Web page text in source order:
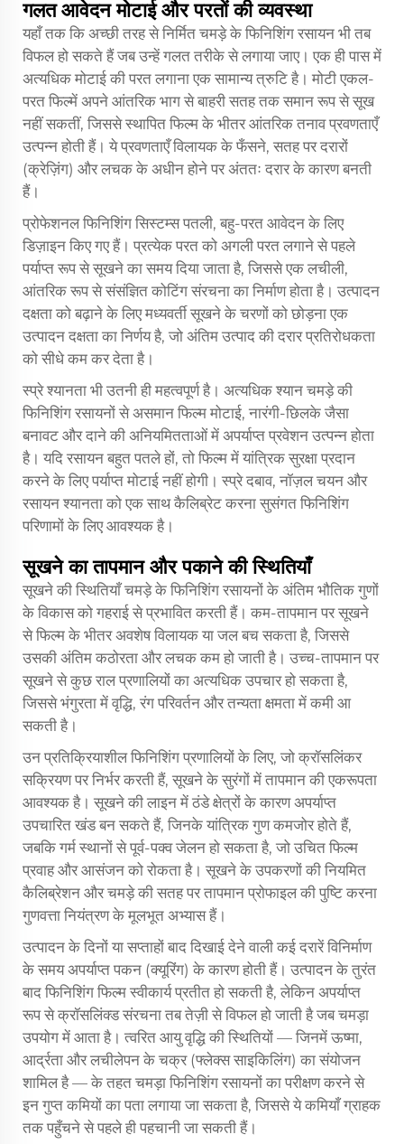
गलत आवेदन मोटाई और परतों की व्यवस्था
यहाँ तक कि अच्छी तरह से निर्मित चमड़े के फिनिशिंग रसायन भी तब
विफल हो सकते हैं जब उन्हें गलत तरीके से लगाया जाए। एक ही पास में
अत्यधिक मोटाई की परत लगाना एक सामान्य त्रुटि है। मोटी एकल-
परत फिल्में अपने आंतरिक भाग से बाहरी सतह तक समान रूप से सूख
नहीं सकतीं, जिससे स्थापित फिल्म के भीतर आंतरिक तनाव प्रवणताएँ
उत्पन्न होती हैं। ये प्रवणताएँ विलायक के फँसने, सतह पर दरारों
(क्रेज़िंग) और लचक के अधीन होने पर अंततः दरार के कारण बनती
हैं।
प्रोफेशनल फिनिशिंग सिस्टम्स पतली, बहु-परत आवेदन के लिए
डिज़ाइन किए गए हैं। प्रत्येक परत को अगली परत लगाने से पहले
पर्याप्त रूप से सूखने का समय दिया जाता है, जिससे एक लचीली,
आंतरिक रूप से संसंज्ञित कोटिंग संरचना का निर्माण होता है। उत्पादन
दक्षता को बढ़ाने के लिए मध्यवर्ती सूखने के चरणों को छोड़ना एक
उत्पादन दक्षता का निर्णय है, जो अंतिम उत्पाद की दरार प्रतिरोधकता
को सीधे कम कर देता है।
स्प्रे श्यानता भी उतनी ही महत्वपूर्ण है। अत्यधिक श्यान चमड़े की
फिनिशिंग रसायनों से असमान फिल्म मोटाई, नारंगी-छिलके जैसा
बनावट और दाने की अनियमितताओं में अपर्याप्त प्रवेशन उत्पन्न होता
है। यदि रसायन बहुत पतले हों, तो फिल्म में यांत्रिक सुरक्षा प्रदान
करने के लिए पर्याप्त मोटाई नहीं होगी। स्प्रे दबाव, नॉज़ल चयन और
रसायन श्यानता को एक साथ कैलिब्रेट करना सुसंगत फिनिशिंग
परिणामों के लिए आवश्यक है।
सूखने का तापमान और पकाने की स्थितियाँ
सूखने की स्थितियाँ चमड़े के फिनिशिंग रसायनों के अंतिम भौतिक गुणों
के विकास को गहराई से प्रभावित करती हैं। कम-तापमान पर सूखने
से फिल्म के भीतर अवशेष विलायक या जल बच सकता है, जिससे
उसकी अंतिम कठोरता और लचक कम हो जाती है। उच्च-तापमान पर
सूखने से कुछ राल प्रणालियों का अत्यधिक उपचार हो सकता है,
जिससे भंगुरता में वृद्धि, रंग परिवर्तन और तन्यता क्षमता में कमी आ
सकती है।
उन प्रतिक्रियाशील फिनिशिंग प्रणालियों के लिए, जो क्रॉसलिंकर
सक्रियण पर निर्भर करती हैं, सूखने के सुरंगों में तापमान की एकरूपता
आवश्यक है। सूखने की लाइन में ठंडे क्षेत्रों के कारण अपर्याप्त
उपचारित खंड बन सकते हैं, जिनके यांत्रिक गुण कमजोर होते हैं,
जबकि गर्म स्थानों से पूर्व-पक्व जेलन हो सकता है, जो उचित फिल्म
प्रवाह और आसंजन को रोकता है। सूखने के उपकरणों की नियमित
कैलिब्रेशन और चमड़े की सतह पर तापमान प्रोफाइल की पुष्टि करना
गुणवत्ता नियंत्रण के मूलभूत अभ्यास हैं।
उत्पादन के दिनों या सप्ताहों बाद दिखाई देने वाली कई दरारें विनिर्माण
के समय अपर्याप्त पकन (क्यूरिंग) के कारण होती हैं। उत्पादन के तुरंत
बाद फिनिशिंग फिल्म स्वीकार्य प्रतीत हो सकती है, लेकिन अपर्याप्त
रूप से क्रॉसलिंक्ड संरचना तब तेज़ी से विफल हो जाती है जब चमड़ा
उपयोग में आता है। त्वरित आयु वृद्धि की स्थितियों — जिनमें ऊष्मा,
आर्द्रता और लचीलेपन के चक्र (फ्लेक्स साइकिलिंग) का संयोजन
शामिल है — के तहत चमड़ा फिनिशिंग रसायनों का परीक्षण करने से
इन गुप्त कमियों का पता लगाया जा सकता है, जिससे ये कमियाँ ग्राहक
तक पहुँचने से पहले ही पहचानी जा सकती हैं।